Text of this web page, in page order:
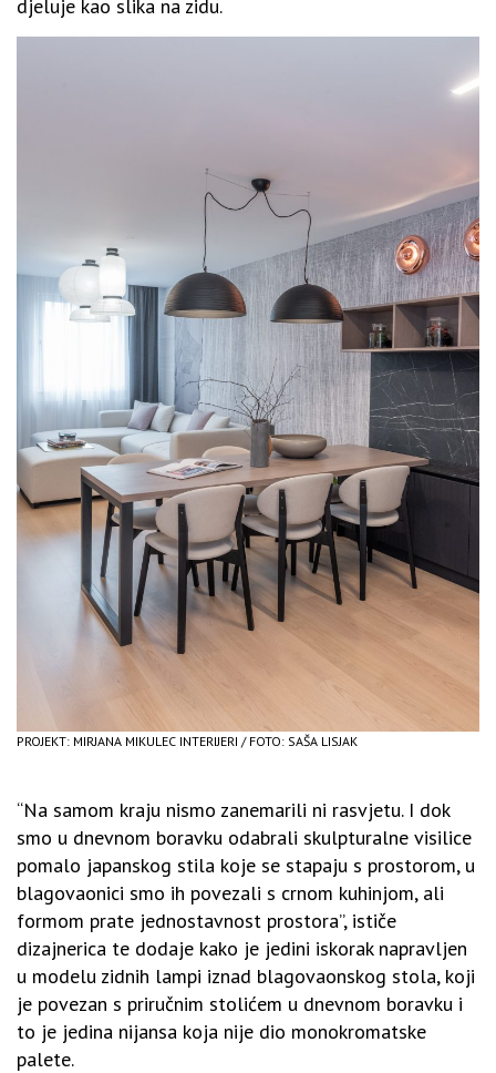
djeluje kao slika na zidu.
PROJEKT: MIRJANA MIKULEC INTERIJERI / FOTO: SAŠA LISJAK
“Na samom kraju nismo zanemarili ni rasvjetu. I dok
smo u dnevnom boravku odabrali skulpturalne visilice
pomalo japanskog stila koje se stapaju s prostorom, u
blagovaonici smo ih povezali s crnom kuhinjom, ali
formom prate jednostavnost prostora”, ističe
dizajnerica te dodaje kako je jedini iskorak napravljen
u modelu zidnih lampi iznad blagovaonskog stola, koji
je povezan s priručnim stolićem u dnevnom boravku i
to je jedina nijansa koja nije dio monokromatske
palete.